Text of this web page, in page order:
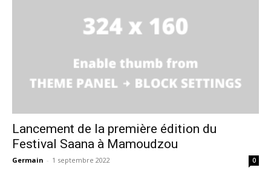
Lancement de la première édition du
Festival Saana à Mamoudzou
Germain - 1 septembre 2022 0